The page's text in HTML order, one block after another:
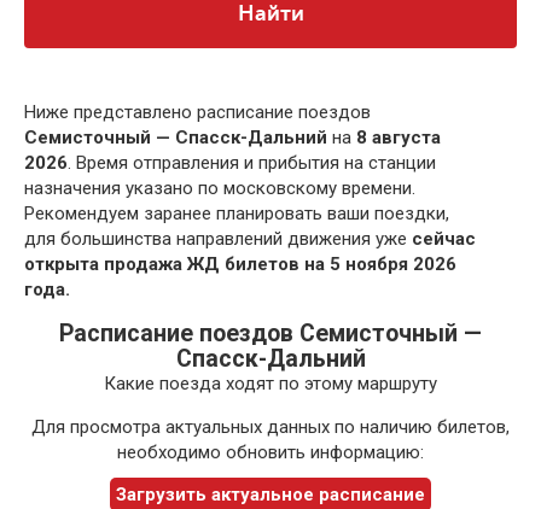
Найти
Ниже представлено расписание поездов
Семисточный — Спасск-Дальний на 8 августа
2026. Время отправления и прибытия на станции
назначения указано по московскому времени.
Рекомендуем заранее планировать ваши поездки,
для большинства направлений движения уже сейчас
открыта продажа ЖД билетов на 5 ноября 2026
года.
Расписание поездов Семисточный —
Спасск-Дальний
Какие поезда ходят по этому маршруту
Для просмотра актуальных данных по наличию билетов,
необходимо обновить информацию:
Загрузить актуальное расписание